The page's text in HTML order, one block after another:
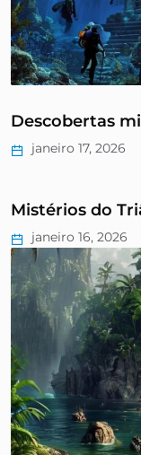
Descobertas
janeiro 17, 2026
Mistérios do
janeiro 16, 2026